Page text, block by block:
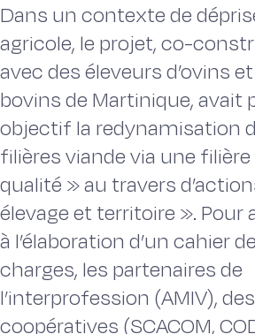
Dans un contexte de
agricole, le projet, co-
avec des éleveurs d’ovins et
bovins de Martinique, avait
objectif la redynamisation
filières viande via une
qualité » au travers
élevage et territoire ». Pour
à l’élaboration d’un cahier
charges, les partenaires de
l’interprofession (AMIV), des
coopératives (SCACOM,